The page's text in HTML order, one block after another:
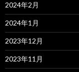
2024年2月
2024年1月
2023年12月
2023年11月